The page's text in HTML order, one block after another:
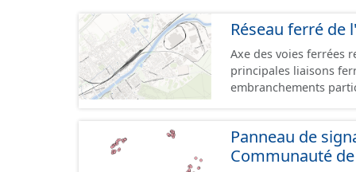
Réseau ferré de
Axe des voies ferrées
principales liaisons
embranchements
Panneau de
Communauté